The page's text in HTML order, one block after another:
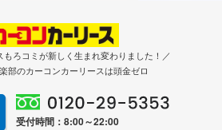
もろコミが新しく生まれ変わりました！／
部のカーコンカーリースは頭金ゼロ
受付時間：8:00～22:00